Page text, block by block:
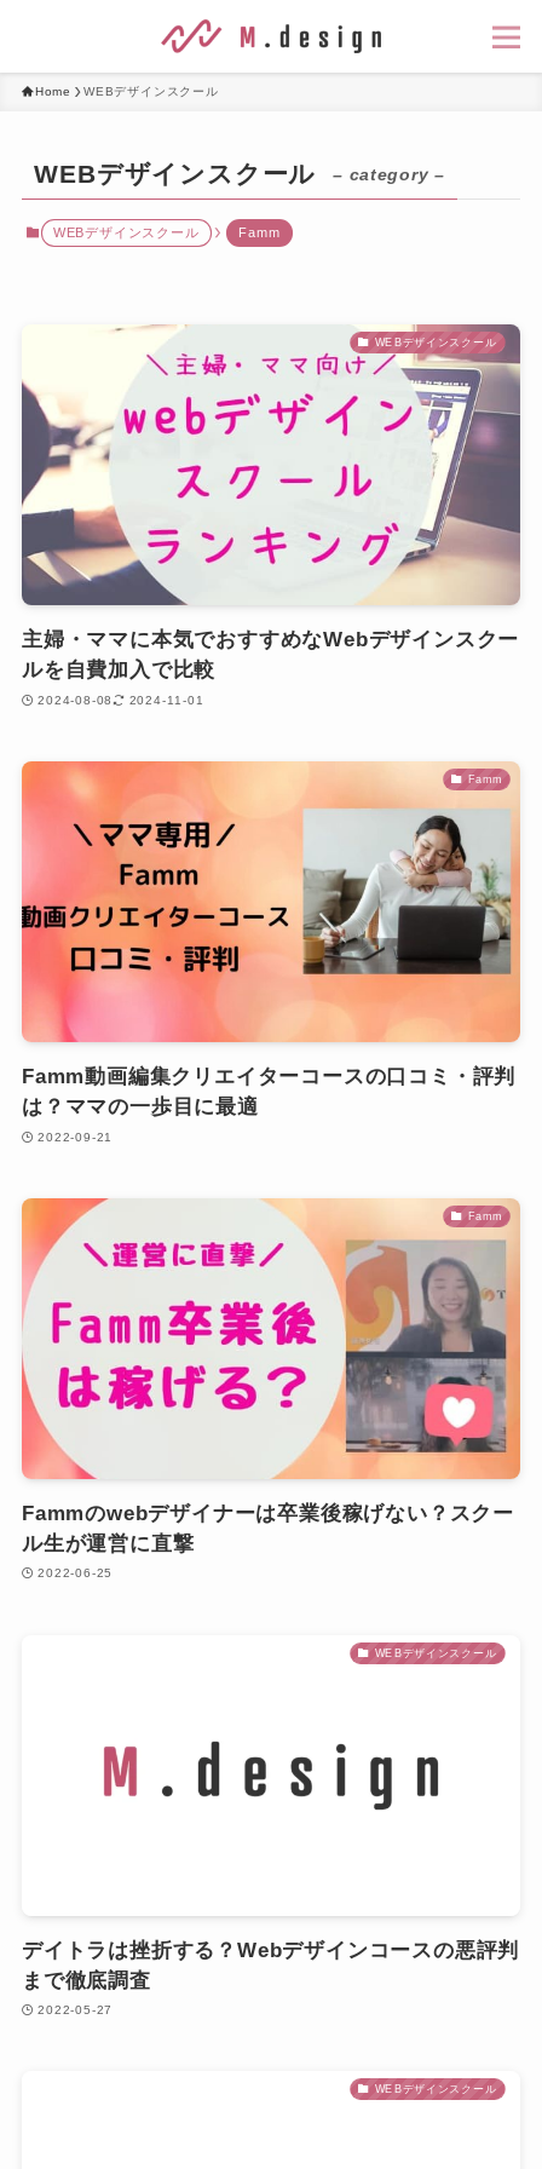
Home WEBデザインスクール
WEBデザインスクール – category –
WEBデザインスクール Famm
WEBデザインスクール
主婦・ママに本気でおすすめなWebデザインスクー
ルを自費加入で比較
2024-08-08 2024-11-01
Famm
Famm動画編集クリエイターコースの口コミ・評判
は？ママの一歩目に最適
2022-09-21
Famm
Fammのwebデザイナーは卒業後稼げない？スクー
ル生が運営に直撃
2022-06-25
WEBデザインスクール
デイトラは挫折する？Webデザインコースの悪評判
まで徹底調査
2022-05-27
WEBデザインスクール